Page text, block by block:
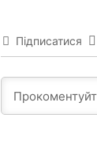
Підписатися